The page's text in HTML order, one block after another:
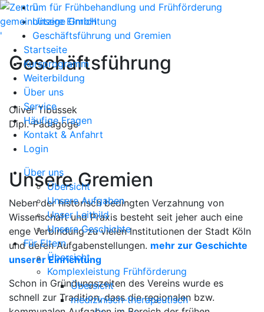
'
Startseite
Kursprogramm
Weiterbildung
Über uns
Service
Häufige Fragen
Kontakt & Anfahrt
Login
Über uns
Übersicht
Unsere Aufgaben
Unser Leitbild
Unsere Geschichte
Für Eltern
Übersicht
Komplexleistung Frühförderung
Übersicht
medizinisch-therapeutisch
Unsere Einrichtung
Geschäftsführung und Gremien
Geschäftsführung
Oliver Tibussek
Dipl.-Pädagoge
Unsere Gremien
Neben der historisch bedingten Verzahnung von
Wissenschaft und Praxis besteht seit jeher auch eine
enge Verbindung zu vielen Institutionen der Stadt Köln
und deren Aufgabenstellungen. mehr zur Geschichte
unserer Einrichtung
Schon in Gründungszeiten des Vereins wurde es
schnell zur Tradition, dass die regionalen bzw.